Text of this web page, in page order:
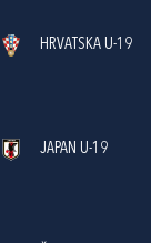
HRVATSKA U-19
JAPAN U-19